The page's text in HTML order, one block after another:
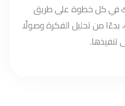
في كل خطوة على طريق
من تحليل الفكرة وصولًا
تنفيذها.